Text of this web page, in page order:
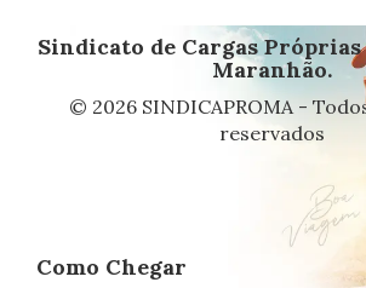
Sindicato de Cargas Próprias
Maranhão.
© 2026 SINDICAPROMA -
reservados
Como Chegar